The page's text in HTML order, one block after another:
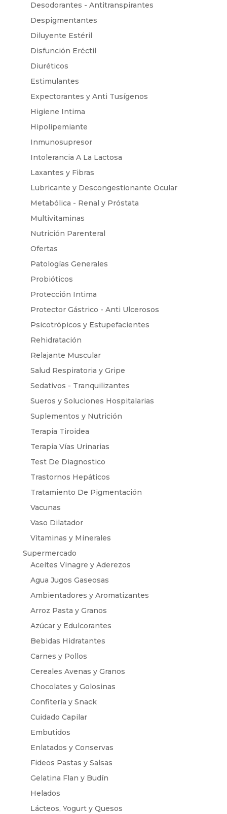
Desodorantes - Antitranspirantes
Despigmentantes
Diluyente Estéril
Disfunción Eréctil
Diuréticos
Estimulantes
Expectorantes y Anti Tusígenos
Higiene Intima
Hipolipemiante
Inmunosupresor
Intolerancia A La Lactosa
Laxantes y Fibras
Lubricante y Descongestionante Ocular
Metabólica - Renal y Próstata
Multivitaminas
Nutrición Parenteral
Ofertas
Patologías Generales
Probióticos
Protección Intima
Protector Gástrico - Anti Ulcerosos
Psicotrópicos y Estupefacientes
Rehidratación
Relajante Muscular
Salud Respiratoria y Gripe
Sedativos - Tranquilizantes
Sueros y Soluciones Hospitalarias
Suplementos y Nutrición
Terapia Tiroidea
Terapia Vías Urinarias
Test De Diagnostico
Trastornos Hepáticos
Tratamiento De Pigmentación
Vacunas
Vaso Dilatador
Vitaminas y Minerales
Supermercado
Aceites Vinagre y Aderezos
Agua Jugos Gaseosas
Ambientadores y Aromatizantes
Arroz Pasta y Granos
Azúcar y Edulcorantes
Bebidas Hidratantes
Carnes y Pollos
Cereales Avenas y Granos
Chocolates y Golosinas
Confitería y Snack
Cuidado Capilar
Embutidos
Enlatados y Conservas
Fideos Pastas y Salsas
Gelatina Flan y Budín
Helados
Lácteos, Yogurt y Quesos